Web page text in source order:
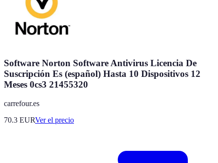
Software Norton Software Antivirus Licencia De
Suscripción Es (español) Hasta 10 Dispositivos 12
Meses 0cs3 21455320
carrefour.es
70.3 EURVer el precio